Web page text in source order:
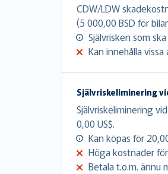
CDW/LDW
(5 000,00 BSD för
Självrisken som
Kan innehålla
Självriskeliminering
Självriskeliminering
0,00 US$.
Kan köpas för
Höga kostnader
Betala t.o.m. ännu